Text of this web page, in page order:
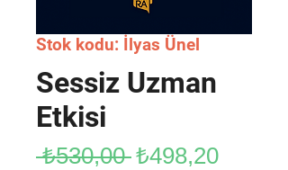
Stok kodu: İlyas Ünel
Sessiz Uzman
Etkisi
₺530,00 Normal
₺498,20İndirimli